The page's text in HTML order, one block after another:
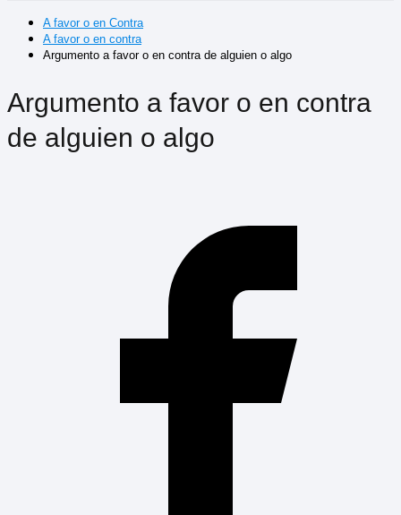
A favor o en Contra
A favor o en contra
Argumento a favor o en contra de alguien o algo
Argumento a favor o en contra
de alguien o algo